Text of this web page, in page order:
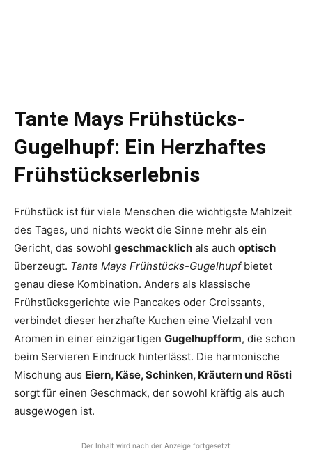
Tante Mays Frühstücks-
Gugelhupf: Ein Herzhaftes
Frühstückserlebnis
Frühstück ist für viele Menschen die wichtigste Mahlzeit
des Tages, und nichts weckt die Sinne mehr als ein
Gericht, das sowohl geschmacklich als auch optisch
überzeugt. Tante Mays Frühstücks-Gugelhupfbietet
genau diese Kombination. Anders als klassische
Frühstücksgerichte wie Pancakes oder Croissants,
verbindet dieser herzhafte Kuchen eine Vielzahl von
Aromen in einer einzigartigen Gugelhupfform, die schon
beim Servieren Eindruck hinterlässt. Die harmonische
Mischung aus Eiern, Käse, Schinken, Kräutern und Rösti
sorgt für einen Geschmack, der sowohl kräftig als auch
ausgewogen ist.
Der Inhalt wird nach der Anzeige fortgesetzt